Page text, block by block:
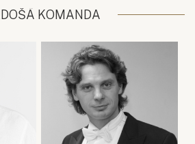
KOMANDA